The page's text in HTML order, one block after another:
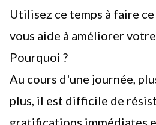
Utilisez ce temps à faire
vous aide à améliorer
Pourquoi ?
Au cours d'une journée,
plus, il est difficile de
gratifications immédiates